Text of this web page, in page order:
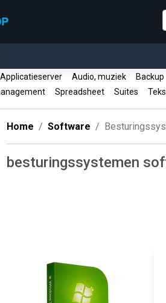
Applicatieserver Audio, muziek Backup
Spreadsheet Suites
Home Software
besturingssystemen